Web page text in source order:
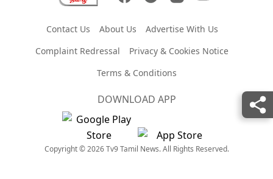
Contact Us About Us
Advertise With Us
Complaint Redressal
Privacy & Cookies Notice
Terms & Conditions
DOWNLOAD APP
Copyright © 2026 Tv9 Tamil News. All Rights Reserved.